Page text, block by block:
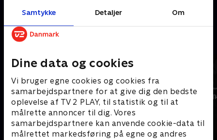
Samtykke Detaljer Om
Dine data og cookies
Vi bruger egne cookies og cookies fra
samarbejdspartnere for at give dig den bedste
oplevelse af TV 2 PLAY, til statistik og til at
målrette annoncer til dig. Vores
samarbejdspartnere kan anvende cookie-data til
målrettet markedsføring på egne og andres
Kræver tilkøb
Mere indhold fra Disney+